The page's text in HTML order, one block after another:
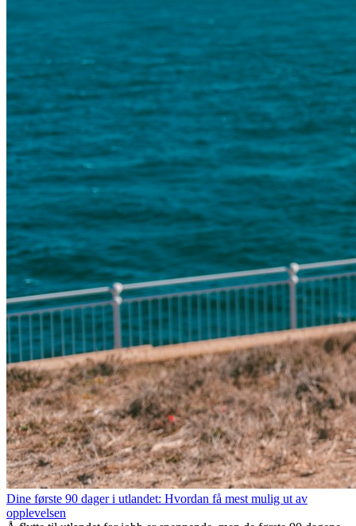
Dine første 90 dager i utlandet: Hvordan få mest mulig ut av
opplevelsen